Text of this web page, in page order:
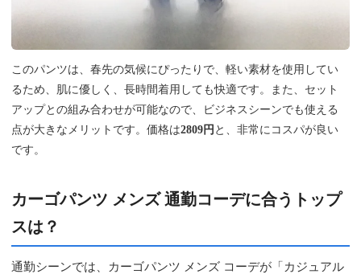
このパンツは、春先の気候にぴったりで、軽い素材を使用してい
るため、肌に優しく、長時間着用しても快適です。また、セット
アップとの組み合わせが可能なので、ビジネスシーンでも使える
点が大きなメリットです。価格は2809円 と、非常にコスパが良い
です。
カーゴパンツ メンズ 通勤コーデに合うトップ
スは？
通勤シーンでは、カーゴパンツ メンズ コーデが「カジュアル